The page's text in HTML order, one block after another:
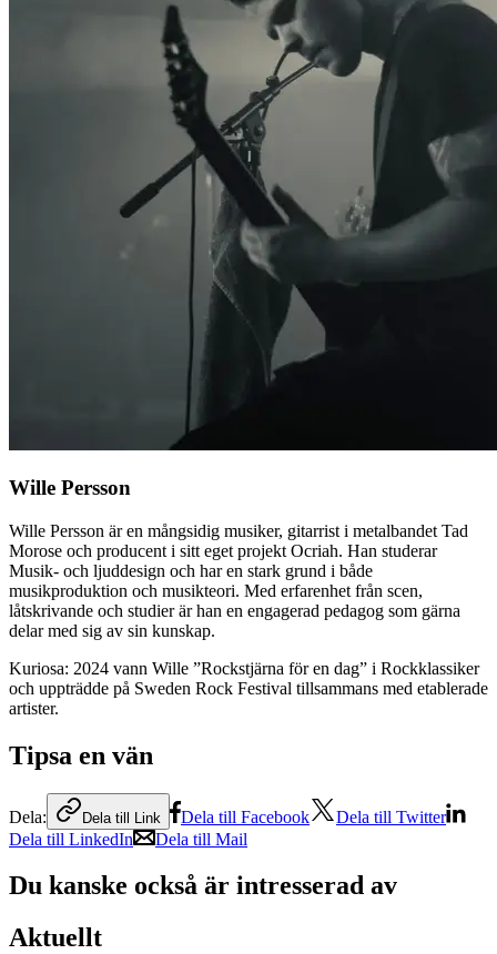
Wille Persson
Wille Persson är en mångsidig musiker, gitarrist i metalbandet Tad
Morose och producent i sitt eget projekt Ocriah. Han studerar
Musik- och ljuddesign och har en stark grund i både
musikproduktion och musikteori. Med erfarenhet från scen,
låtskrivande och studier är han en engagerad pedagog som gärna
delar med sig av sin kunskap.
Kuriosa: 2024 vann Wille ”Rockstjärna för en dag” i Rockklassiker
och uppträdde på Sweden Rock Festival tillsammans med etablerade
artister.
Tipsa en vän
Dela: Dela till Link Dela till Facebook
Dela till Twitter
Dela till LinkedIn
Dela till Mail
Du kanske också är intresserad av
Aktuellt